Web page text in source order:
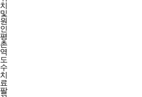
평
촌
역
도
수
치
료
팔
언제든 아프고 힘들 때 찾으실 수 있도록
늘 같은 자리에서 온 마음을 다해
공감 진료합니다.
통증(痛症)의 바른
이해와 최선의 치료,
환자 중심의 정직하고 올곧은